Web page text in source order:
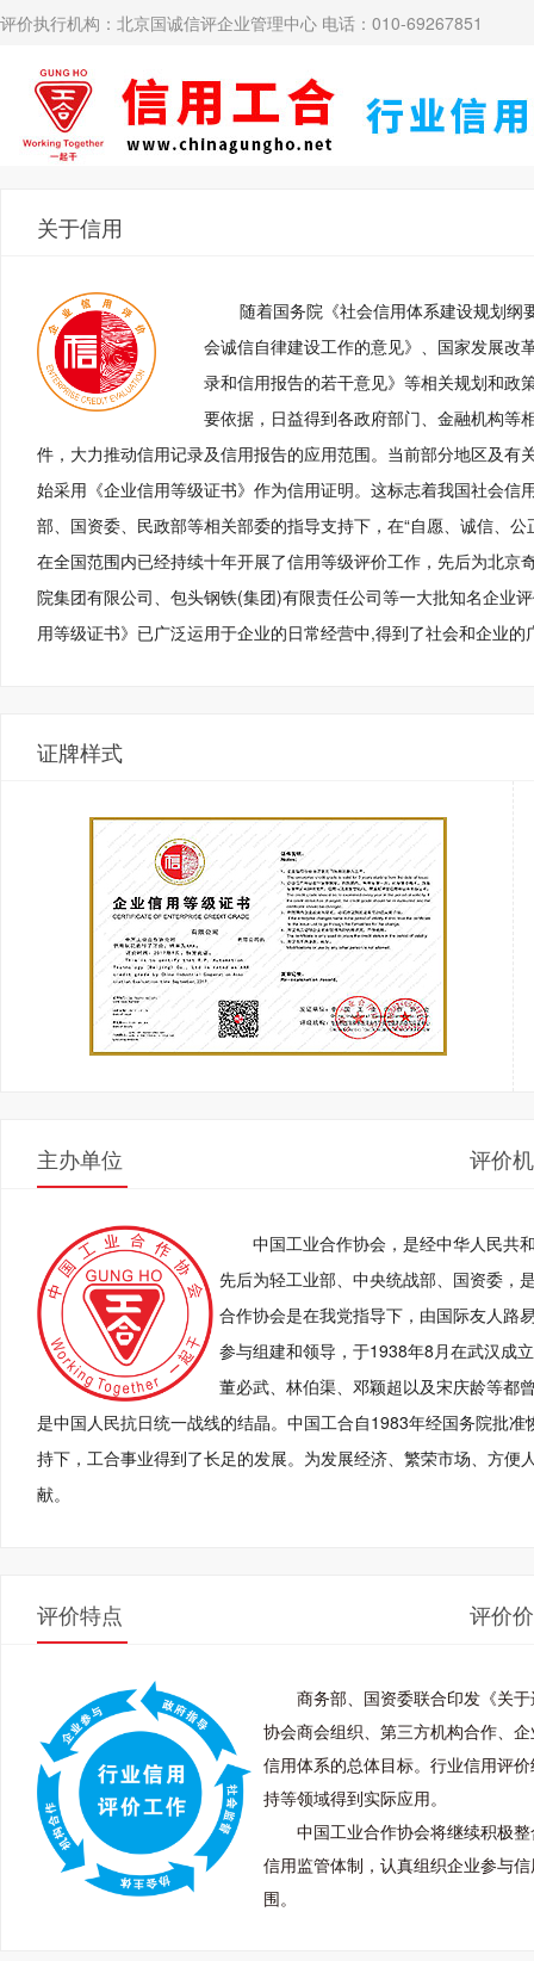
评价执行机构：北京国诚信评企业管理中心 电话：010-69267851
关于信用
随着国务院《社会信用体系建设规划
会诚信自律建设工作的意见》、国家发展改
录和信用报告的若干意见》等相关规划和政
要依据，日益得到各政府部门、金融机构等
件，大力推动信用记录及信用报告的应用范围。当前部分地区及
始采用《企业信用等级证书》作为信用证明。这标志着我国社会
部、国资委、民政部等相关部委的指导支持下，在“自愿、诚信、
在全国范围内已经持续十年开展了信用等级评价工作，先后为北
院集团有限公司、包头钢铁(集团)有限责任公司等一大批知名企业
用等级证书》已广泛运用于企业的日常经营中,得到了社会和企业的
证牌样式
主办单位 评价
中国工业合作协会，是经中华人民共
先后为轻工业部、中央统战部、国资委，
合作协会是在我党指导下，由国际友人路
参与组建和领导，于1938年8月在武汉成
董必武、林伯渠、邓颖超以及宋庆龄等都
是中国人民抗日统一战线的结晶。中国工合自1983年经国务院批
持下，工合事业得到了长足的发展。为发展经济、繁荣市场、方
献。
评价特点 评价
商务部、国资委联合印发《关
协会商会组织、第三方机构合作、
信用体系的总体目标。行业信用评
持等领域得到实际应用。
中国工业合作协会将继续积极
信用监管体制，认真组织企业参与
围。